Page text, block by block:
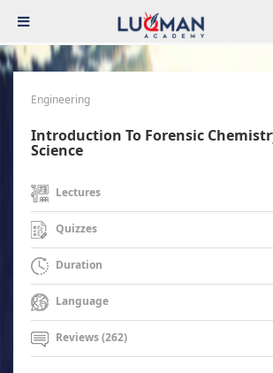
Engineering
Introduction To Forensic
Science
Lectures
Quizzes
Duration
Language
Reviews (262)